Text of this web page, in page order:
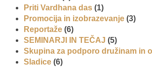
Priti Vardhana das (1)
Promocija in izobrazevanje (3)
Reportaže (6)
SEMINARJI IN TEČAJ (5)
Skupina za podporo družinam in
Sladice (6)